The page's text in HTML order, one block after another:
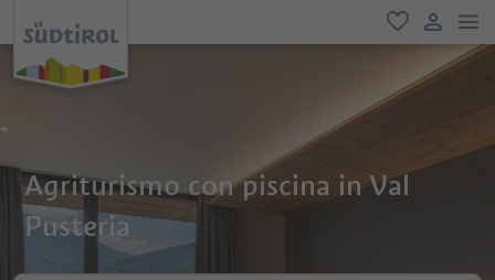
favoriti
user link
Agriturismo con piscina in Val
Pusteria